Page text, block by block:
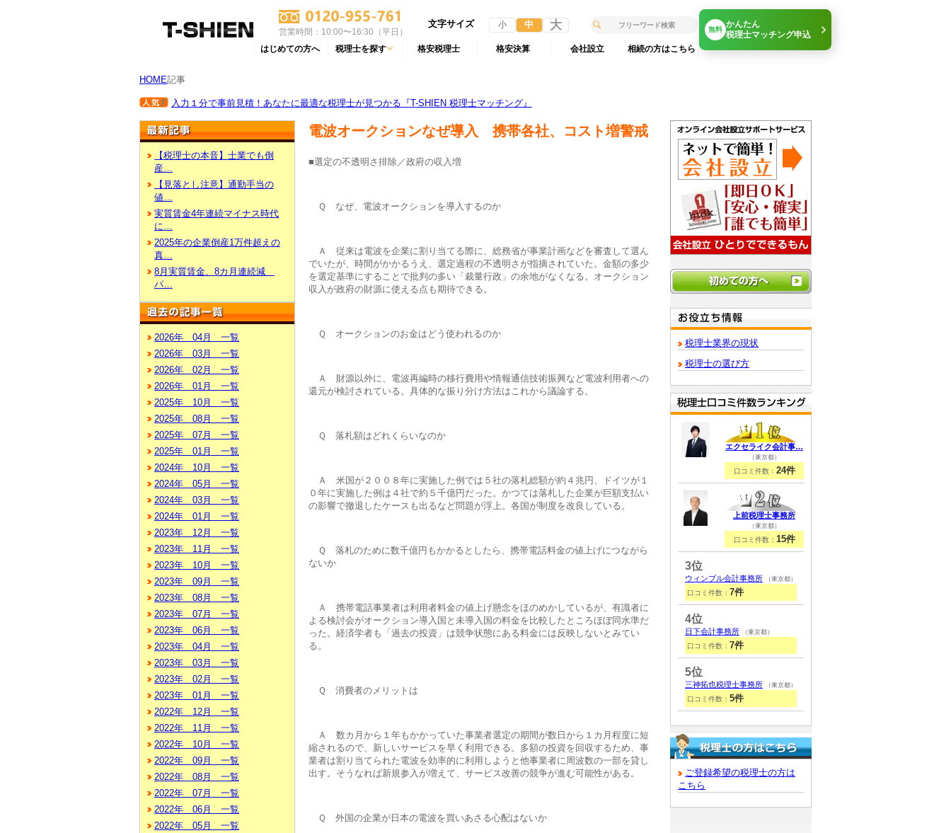
営業時間：10:00〜16:30（平日）
文字サイズ 小 中 大
はじめての方へ 税理士を探す 格安税理士 格安決算 会社設立 相続の方はこちら
無料
かんたん
税理士マッチング申込
HOME記事
入力１分で事前見積！あなたに最適な税理士が見つかる『T-SHIEN 税理士マッチング』
【税理士の本音】士業でも倒
産…
【見落とし注意】通勤手当の
値…
実質賃金4年連続マイナス時代
に…
2025年の企業倒産1万件超えの
真…
8月実質賃金、8カ月連続減
パ…
2026年 04月 一覧
2026年 03月 一覧
2026年 02月 一覧
2026年 01月 一覧
2025年 10月 一覧
2025年 08月 一覧
2025年 07月 一覧
2025年 01月 一覧
2024年 10月 一覧
2024年 05月 一覧
2024年 03月 一覧
2024年 01月 一覧
2023年 12月 一覧
2023年 11月 一覧
2023年 10月 一覧
2023年 09月 一覧
2023年 08月 一覧
2023年 07月 一覧
2023年 06月 一覧
2023年 04月 一覧
2023年 03月 一覧
2023年 02月 一覧
2023年 01月 一覧
2022年 12月 一覧
2022年 11月 一覧
2022年 10月 一覧
2022年 09月 一覧
2022年 08月 一覧
2022年 07月 一覧
2022年 06月 一覧
2022年 05月 一覧
電波オークションなぜ導入 携帯各社、コスト増警戒
■選定の不透明さ排除／政府の収入増
Ｑ なぜ、電波オークションを導入するのか
Ａ 従来は電波を企業に割り当てる際に、総務省が事業計画などを審査して選ん
でいたが、時間がかかるうえ、選定過程の不透明さが指摘されていた。金額の多少
を選定基準にすることで批判の多い「裁量行政」の余地がなくなる。オークション
収入が政府の財源に使える点も期待できる。
Ｑ オークションのお金はどう使われるのか
Ａ 財源以外に、電波再編時の移行費用や情報通信技術振興など電波利用者への
還元が検討されている。具体的な振り分け方法はこれから議論する。
Ｑ 落札額はどれくらいなのか
Ａ 米国が２００８年に実施した例では５社の落札総額が約４兆円、ドイツが１
０年に実施した例は４社で約５千億円だった。かつては落札した企業が巨額支払い
の影響で撤退したケースも出るなど問題が浮上。各国が制度を改良している。
Ｑ 落札のために数千億円もかかるとしたら、携帯電話料金の値上げにつながら
ないか
Ａ 携帯電話事業者は利用者料金の値上げ懸念をほのめかしているが、有識者に
よる検討会がオークション導入国と未導入国の料金を比較したところほぼ同水準だ
った。経済学者も「過去の投資」は競争状態にある料金には反映しないとみてい
る。
Ｑ 消費者のメリットは
Ａ 数カ月から１年もかかっていた事業者選定の期間が数日から１カ月程度に短
縮されるので、新しいサービスを早く利用できる。多額の投資を回収するため、事
業者は割り当てられた電波を効率的に利用しようと他事業者に周波数の一部を貸し
出す。そうなれば新規参入が増えて、サービス改善の競争が進む可能性がある。
Ｑ 外国の企業が日本の電波を買いあさる心配はないか
税理士業界の現状
税理士の選び方
エクセライク会計事…
（東京都）
口コミ件数： 24件
上前税理士事務所
（東京都）
口コミ件数： 15件
3位
ウィンブル会計事務所 （東京都）
口コミ件数： 7件
4位
日下会計事務所 （東京都）
口コミ件数： 7件
5位
三神拓也税理士事務所 （東京都）
口コミ件数： 5件
ご登録希望の税理士の方は
こちら